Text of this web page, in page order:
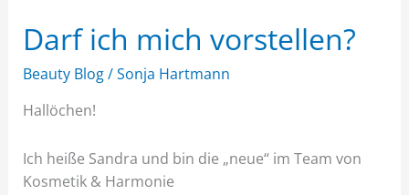
Darf ich mich vorstellen?
Beauty Blog/Sonja Hartmann
Hallöchen!
Ich heiße Sandra und bin die „neue“ im Team von
Kosmetik & Harmonie